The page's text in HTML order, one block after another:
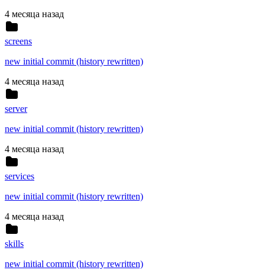
4 месяца назад
screens
new initial commit (history rewritten)
4 месяца назад
server
new initial commit (history rewritten)
4 месяца назад
services
new initial commit (history rewritten)
4 месяца назад
skills
new initial commit (history rewritten)